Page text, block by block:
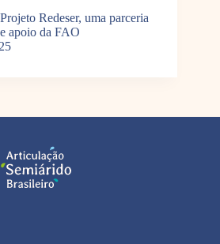
Redeser, uma parceria
apoio da FAO